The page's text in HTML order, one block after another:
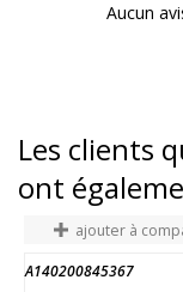
Aucun
Les clients
ont
ajouter à
A140200845367